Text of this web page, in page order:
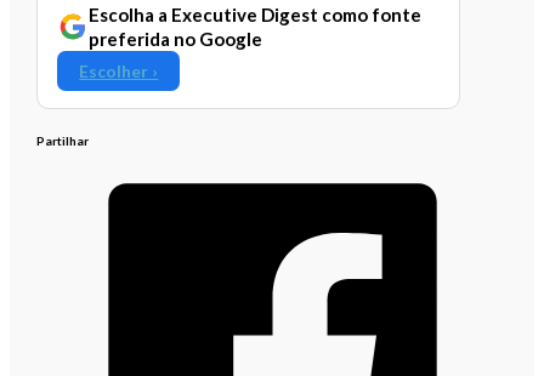
Escolha a Executive Digest como fonte
preferida no Google
Escolher ›
Partilhar